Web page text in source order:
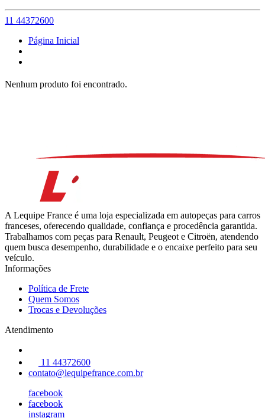
11 44372600
Página Inicial
Nenhum produto foi encontrado.
A Lequipe France é uma loja especializada em autopeças para carros
franceses, oferecendo qualidade, confiança e procedência garantida.
Trabalhamos com peças para Renault, Peugeot e Citroën, atendendo
quem busca desempenho, durabilidade e o encaixe perfeito para seu
veículo.
Informações
Política de Frete
Quem Somos
Trocas e Devoluções
Atendimento
11 44372600
contato@lequipefrance.com.br
facebook
facebook
instagram